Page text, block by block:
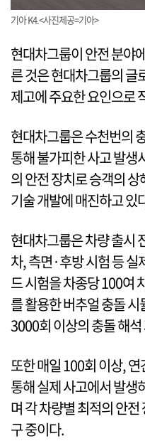
기아 K4.<사진제공=기아>
현대차그룹이 안전 분야
른 것은 현대차그룹의 글
제고에 주요한 요인으로
현대차그룹은 수천번의
통해 불가피한 사고 발생
의 안전 장치로 승객의
기술 개발에 매진하고 있
현대차그룹은 차량 출시
차, 측면·후방 시험 등 실
드 시험을 차종당 100여
를 활용한 버추얼 충돌
3000회 이상의 충돌 해
또한 매일 100회 이상,
통해 실제 사고에서 발생
며 각 차량별 최적의 안
구 중이다.